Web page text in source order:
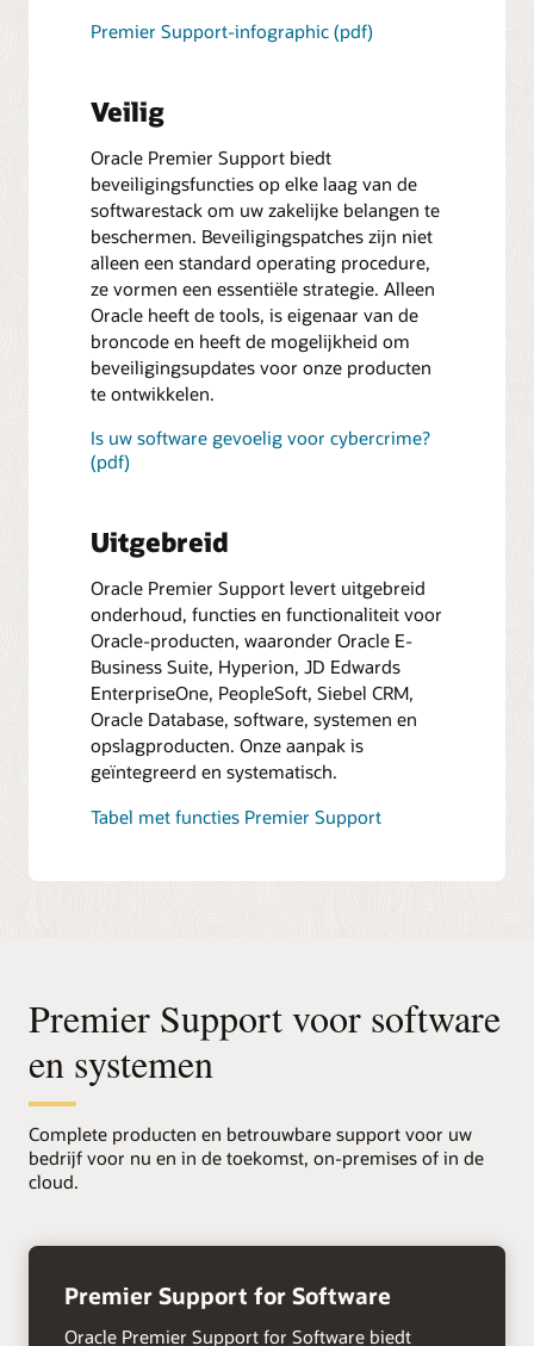
Premier Support-infographic (pdf)
Veilig
Oracle Premier Support biedt
beveiligingsfuncties op elke laag van de
softwarestack om uw zakelijke belangen te
beschermen. Beveiligingspatches zijn niet
alleen een standard operating procedure,
ze vormen een essentiële strategie. Alleen
Oracle heeft de tools, is eigenaar van de
broncode en heeft de mogelijkheid om
beveiligingsupdates voor onze producten
te ontwikkelen.
Is uw software gevoelig voor cybercrime?
(pdf)
Uitgebreid
Oracle Premier Support levert uitgebreid
onderhoud, functies en functionaliteit voor
Oracle-producten, waaronder Oracle E-
Business Suite, Hyperion, JD Edwards
EnterpriseOne, PeopleSoft, Siebel CRM,
Oracle Database, software, systemen en
opslagproducten. Onze aanpak is
geïntegreerd en systematisch.
Tabel met functies Premier Support
Premier Support voor software
en systemen
Complete producten en betrouwbare support voor uw
bedrijf voor nu en in de toekomst, on-premises of in de
cloud.
Premier Support for Software
Oracle Premier Support for Software biedt
+